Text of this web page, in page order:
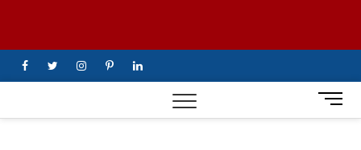
facebooktwitterinstagrampinterestlinkedin
M
e